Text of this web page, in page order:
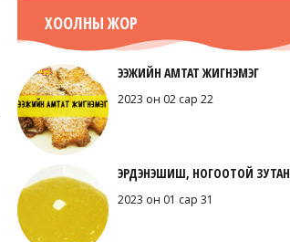
ХООЛНЫ ЖОР
ЭЭЖИЙН АМТАТ ЖИГНЭМЭГ
2023 он 02 сар 22
ЭРДЭНЭШИШ, НОГООТОЙ ЗУТАН
2023 он 01 сар 31